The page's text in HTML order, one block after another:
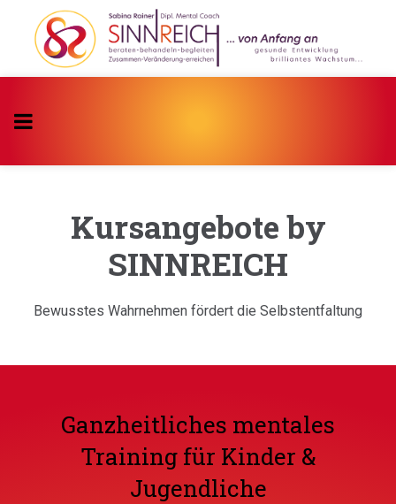
Kursangebote by
SINNREICH
Bewusstes Wahrnehmen fördert die Selbstentfaltung
Ganzheitliches mentales
Training für Kinder &
Jugendliche